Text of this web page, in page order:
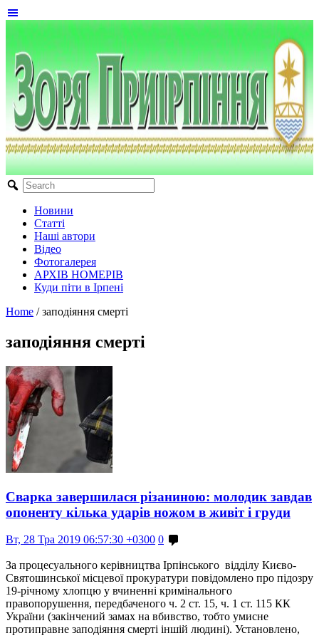
Новини
Статті
Наші автори
Відео
Фотогалерея
АРХІВ НОМЕРІВ
Куди піти в Ірпені
Home / заподіяння смерті
заподіяння смерті
Сварка завершилася різаниною: молодик завдав
опоненту кілька ударів ножом в живіт і груди
Вт, 28 Тра 2019 06:57:30 +0300 0
За процесуального керівництва Ірпінського відділу Києво-
Святошинської місцевої прокуратури повідомлено про підозру
19-річному хлопцю у вчиненні кримінального
правопорушення, передбаченого ч. 2 ст. 15, ч. 1 ст. 115 КК
України (закінчений замах на вбивство, тобто умисне
протиправне заподіяння смерті іншій людині). Установлено,